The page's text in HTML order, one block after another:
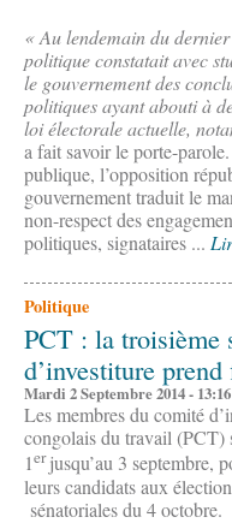
« Au lendemain du
politique constatait avec
le gouvernement des
politiques ayant abouti à
loi électorale actuelle,
a fait savoir le porte-
publique, l’opposition
gouvernement traduit le
non-respect des
politiques, signataires ...
Politique
PCT : la troisième
d’investiture
Mardi 2 Septembre 2014 - 13:16
Les membres du comité
congolais du travail (PCT)
1erjusqu’au 3 septembre,
leurs candidats aux
sénatoriales du 4 octobre.